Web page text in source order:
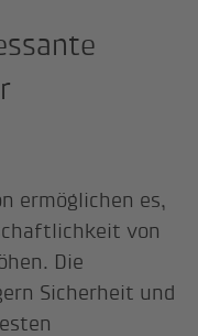
ermöglichen es,
von
Die
Sicherheit und